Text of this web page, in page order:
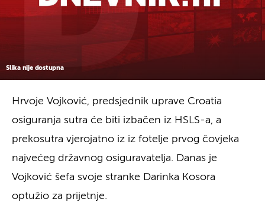
Slika nije dostupna
Hrvoje Vojković, predsjednik uprave Croatia
osiguranja sutra će biti izbačen iz HSLS-a, a
prekosutra vjerojatno iz iz fotelje prvog čovjeka
najvećeg državnog osiguravatelja. Danas je
Vojković šefa svoje stranke Darinka Kosora
optužio za prijetnje.